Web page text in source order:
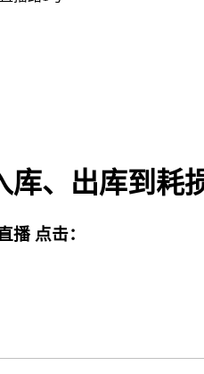
库、出库到耗
播 点击：